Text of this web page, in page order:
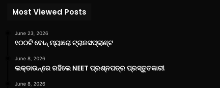
Most Viewed Posts
June 23, 2026
୧୦୦ଟି ବୋନ୍ ମ୍ୟାରୋ ଟ୍ରାନସପ୍ଲାଣ୍ଟ
June 8, 2026
ଲକ୍‌ଡାଉନ୍‌ରେ ରହିଲେ NEET ପ୍ରଶ୍ନପତ୍ର ପ୍ରସ୍ତୁତକାରୀ
June 8, 2026